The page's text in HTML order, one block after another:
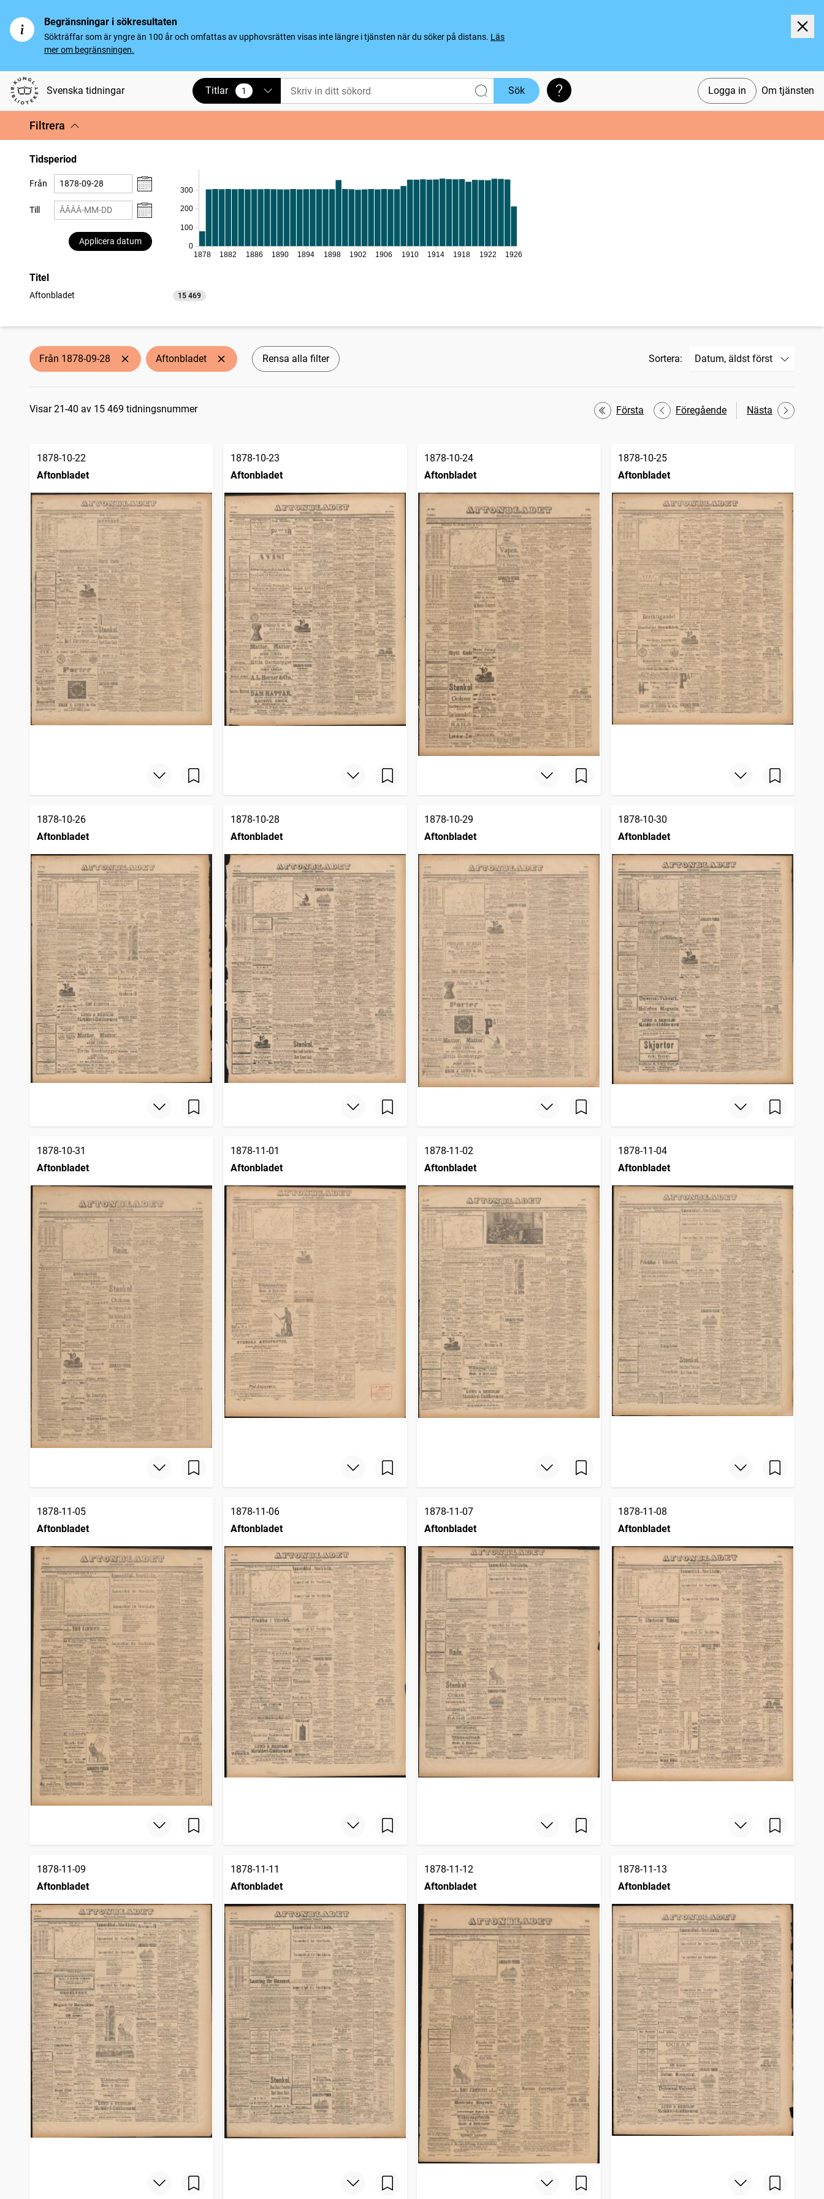
Begränsningar i sökresultaten
Sökträffar som är yngre än 100 år och omfattas av upphovsrätten visas inte längre i tjänsten när du söker på distans. Läs
mer om begränsningen.
Svenska tidningar Logga in Om tjänsten
Titlar 1
vald Sök Söktips
Filtrera
Tidsperiod
Från
Till
Applicera datum
0
100
200
300
1878 1882 1886 1890 1894 1898 1902 1906 1910 1914 1918 1922 1926
Titel
Aftonbladet 15 469
träffar
Från 1878-09-28 Aftonbladet Rensa alla filter Sortera:
Sökresultat
Visar 21-40 av 15 469 tidningsnummer Första Föregående Nästa
1878-10-22
Aftonbladet
1878-10-23
Aftonbladet
1878-10-24
Aftonbladet
1878-10-25
Aftonbladet
1878-10-26
Aftonbladet
1878-10-28
Aftonbladet
1878-10-29
Aftonbladet
1878-10-30
Aftonbladet
1878-10-31
Aftonbladet
1878-11-01
Aftonbladet
1878-11-02
Aftonbladet
1878-11-04
Aftonbladet
1878-11-05
Aftonbladet
1878-11-06
Aftonbladet
1878-11-07
Aftonbladet
1878-11-08
Aftonbladet
1878-11-09
Aftonbladet
1878-11-11
Aftonbladet
1878-11-12
Aftonbladet
1878-11-13
Aftonbladet